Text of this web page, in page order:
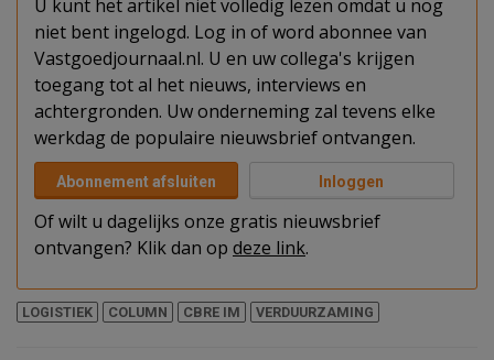
U kunt het artikel niet volledig lezen omdat u nog
niet bent ingelogd. Log in of word abonnee van
Vastgoedjournaal.nl. U en uw collega's krijgen
toegang tot al het nieuws, interviews en
achtergronden. Uw onderneming zal tevens elke
werkdag de populaire nieuwsbrief ontvangen.
Abonnement afsluiten Inloggen
Of wilt u dagelijks onze gratis nieuwsbrief
ontvangen? Klik dan op deze link.
LOGISTIEK COLUMN CBRE IM VERDUURZAMING